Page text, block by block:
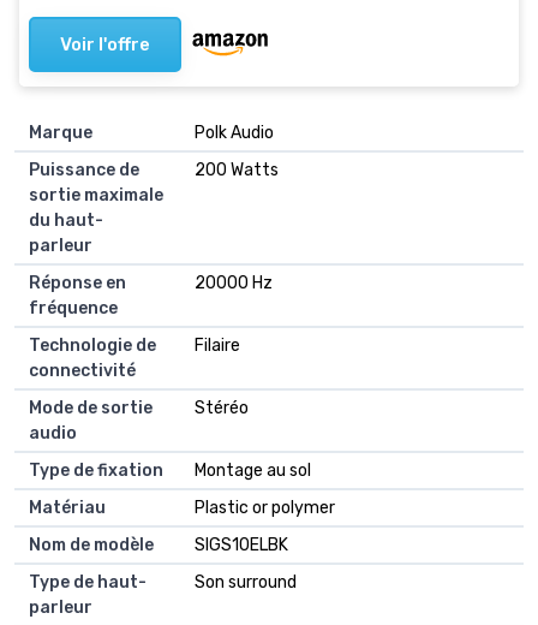
Voir l'offre
Marque
Polk Audio
Puissance de
sortie maximale
du haut-
parleur
200 Watts
Réponse en
fréquence
20000 Hz
Technologie de
connectivité
Filaire
Mode de sortie
audio
Stéréo
Type de fixation
Montage au sol
Matériau
Plastic or polymer
Nom de modèle
SIGS10ELBK
Type de haut-
parleur
Son surround